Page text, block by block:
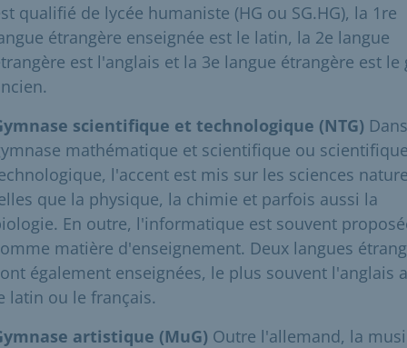
qualifié de lycée humaniste (HG ou SG.HG), la 1re
étrangère enseignée est le latin, la 2e langue
est l'anglais et la 3e langue étrangère est le
scientifique et technologique (NTG)
mathématique et scientifique ou
l'accent est mis sur les sciences
que la physique, la chimie et parfois aussi la
En outre, l'informatique est souvent
matière d'enseignement. Deux langues
également enseignées, le plus souvent l'anglais
latin ou le français.
artistique (MuG) Outre l'allemand, la